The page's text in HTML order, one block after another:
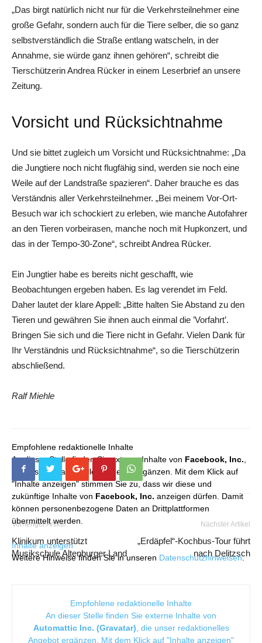
„Das birgt natürlich nicht nur für die Verkehrsteilnehmer eine
große Gefahr, sondern auch für die Tiere selber, die so ganz
selbstverständlich die Straße entlang watscheln, in der
Annahme, sie würde ganz ihnen gehören“, schreibt die
Tierschützerin Andrea Rücker in einem Leserbrief an unsere
Zeitung.
Vorsicht und Rücksichtnahme
Und sie bittet zugleich um Vorsicht und Rücksichtnahme: „Da
die Jungtiere noch nicht flugfähig sind, werden sie noch eine
Weile auf der Landstraße spazieren“. Daher brauche es das
Verständnis aller Verkehrsteilnehmer. „Bei meinem Vor-Ort-
Besuch war ich schockiert zu erleben, wie manche Autofahrer
an den Tieren vorbeirasen, manche noch mit Hupkonzert, und
das in der Tempo-30-Zone“, schreibt Andrea Rücker.
Ein Jungtier habe es bereits nicht geschafft, wie
Beobachtungen ergeben haben. Es lag verendet im Feld.
Daher lautet der klare Appell: „Bitte halten Sie Abstand zu den
Tieren und gewähren Sie ihnen auch einmal die ’Vorfahrt’.
Bringen Sie sich und die Tiere nicht in Gefahr. Vielen Dank für
Ihr Verständnis und Rücksichtnahme“, so die Tierschützerin
abschließend.
Ralf Miehle
Empfohlene redaktionelle Inhalte
An dieser Stelle finden Sie externe Inhalte von Facebook, Inc.
die unser redaktionelles Angebot ergänzen. Mit dem Klick auf
"Inhalte anzeigen" stimmen Sie zu, dass wir diese und
zukünftige Inhalte von Facebook, Inc. anzeigen dürfen. Damit
können personenbezogene Daten an Drittplattformen
übermittelt werden.
Inhalte anzeigen
Weitere Hinweise finden Sie in unseren Datenschutzhinweisen.
Vorheriger Artikel
Klinikum unterstützt
Musikschule Altenburger Land
Nächster Artikel
„Erdäpfel“-Kochbus-Tour führt
nach Delitzsch
Empfohlene redaktionelle Inhalte
An dieser Stelle finden Sie externe Inhalte von
Automattic Inc. (Gravatar) , die unser redaktionelles
Angebot ergänzen. Mit dem Klick auf "Inhalte anzeigen"